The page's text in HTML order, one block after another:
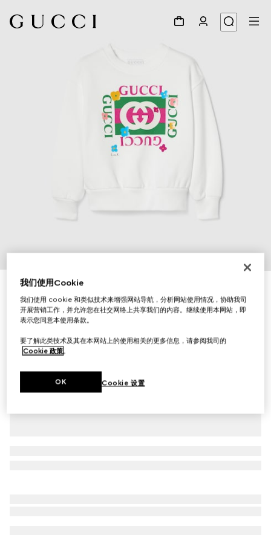
儿童印花棉质卫衣
£290
相关款式白色
我们使用Cookie
我们使用 cookie 和类似技术来增强网站导航，分析网站使用情况，协助我司
开展营销工作，并允许您在社交网络上共享我们的内容。继续使用本网站，即
表示您同意本使用条款。
要了解此类技术及其在本网站上的使用相关的更多信息，请参阅我司的
Cookie 政策。
Cookie 设置
OK